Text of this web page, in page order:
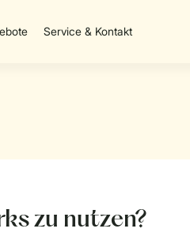
Service & Kontakt